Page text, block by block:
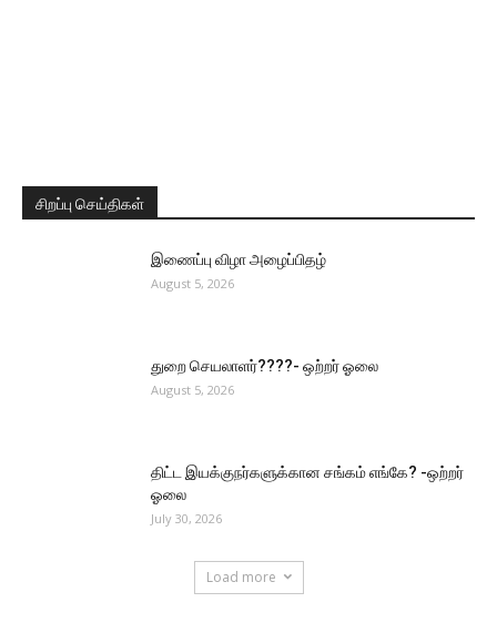
சிறப்பு செய்திகள்
இணைப்பு விழா அழைப்பிதழ்
August 5, 2026
துறை செயலாளர்????- ஒற்றர் ஓலை
August 5, 2026
திட்ட இயக்குநர்களுக்கான சங்கம் எங்கே? -ஒற்றர்
ஓலை
July 30, 2026
Load more